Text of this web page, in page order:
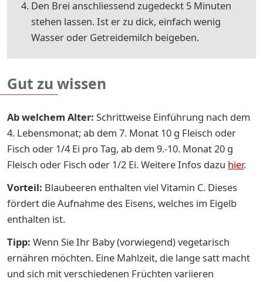
Den Brei an­schlies­send zu­ge­deckt 5 Mi­nu­ten
ste­hen las­sen. Ist er zu dick, ein­fach we­nig
Was­ser oder Ge­trei­de­milch bei­geben.
Gut zu wissen
Ab welchem Alter: Schrittweise Einführung nach dem
4. Lebensmonat; ab dem 7. Monat 10 g Fleisch oder
Fisch oder 1/4 Ei pro Tag, ab dem 9.-10. Monat 20 g
Fleisch oder Fisch oder 1/2 Ei. Weitere In­fos dazu hier.
Vorteil: Blaubeeren enthalten viel Vitamin C. Dieses
fördert die Aufnahme des Eisens, welches im Eigelb
enthalten ist.
Tipp: Wenn Sie Ihr Baby (vorwiegend) vegetarisch
ernähren möchten. Eine Mahlzeit, die lange satt macht
und sich mit verschiedenen Früchten variieren